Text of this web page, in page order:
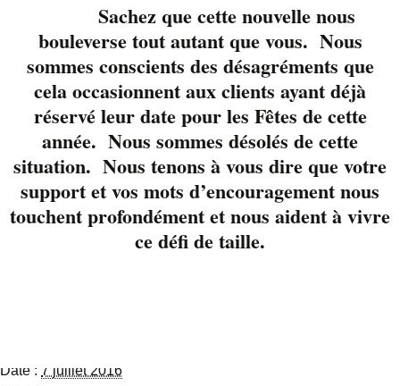
s’y installe pour 3 soirs
en compagnie de ses
talentueux amis
musiciens pour vous
offrir un rafaîchissant
moment de bonheur.
Réservez votre table
avec nous au 819-822-
3724 ou via notre page
Date : 7 juillet 2016
Sachez que cette nouvelle nous
bouleverse tout autant que vous. Nous
sommes conscients des désagréments que
cela occasionnent aux clients ayant déjà
réservé leur date pour les Fêtes de cette
année. Nous sommes désolés de cette
situation. Nous tenons à vous dire que votre
support et vos mots d’encouragement nous
touchent profondément et nous aident à vivre
ce défi de taille.